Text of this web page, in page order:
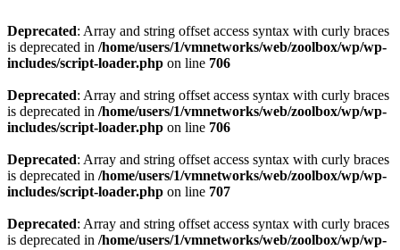
Deprecated: Array and string offset access syntax with curly braces
is deprecated in /home/users/1/vmnetworks/web/zoolbox/wp/wp-
includes/script-loader.php on line 706
Deprecated: Array and string offset access syntax with curly braces
is deprecated in /home/users/1/vmnetworks/web/zoolbox/wp/wp-
includes/script-loader.php on line 706
Deprecated: Array and string offset access syntax with curly braces
is deprecated in /home/users/1/vmnetworks/web/zoolbox/wp/wp-
includes/script-loader.php on line 707
Deprecated: Array and string offset access syntax with curly braces
is deprecated in /home/users/1/vmnetworks/web/zoolbox/wp/wp-